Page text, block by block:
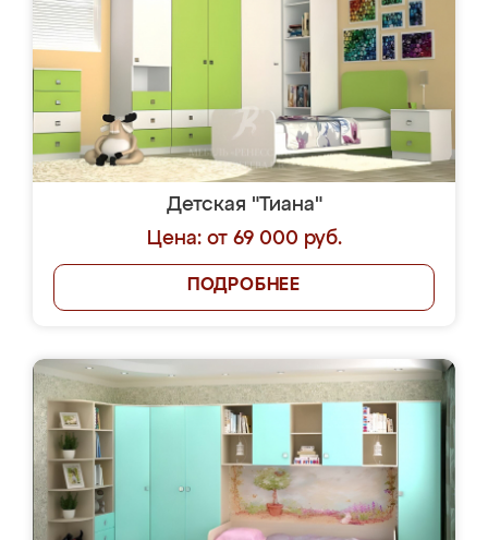
Детская "Тиана"
Цена: от 69 000 руб.
ПОДРОБНЕЕ